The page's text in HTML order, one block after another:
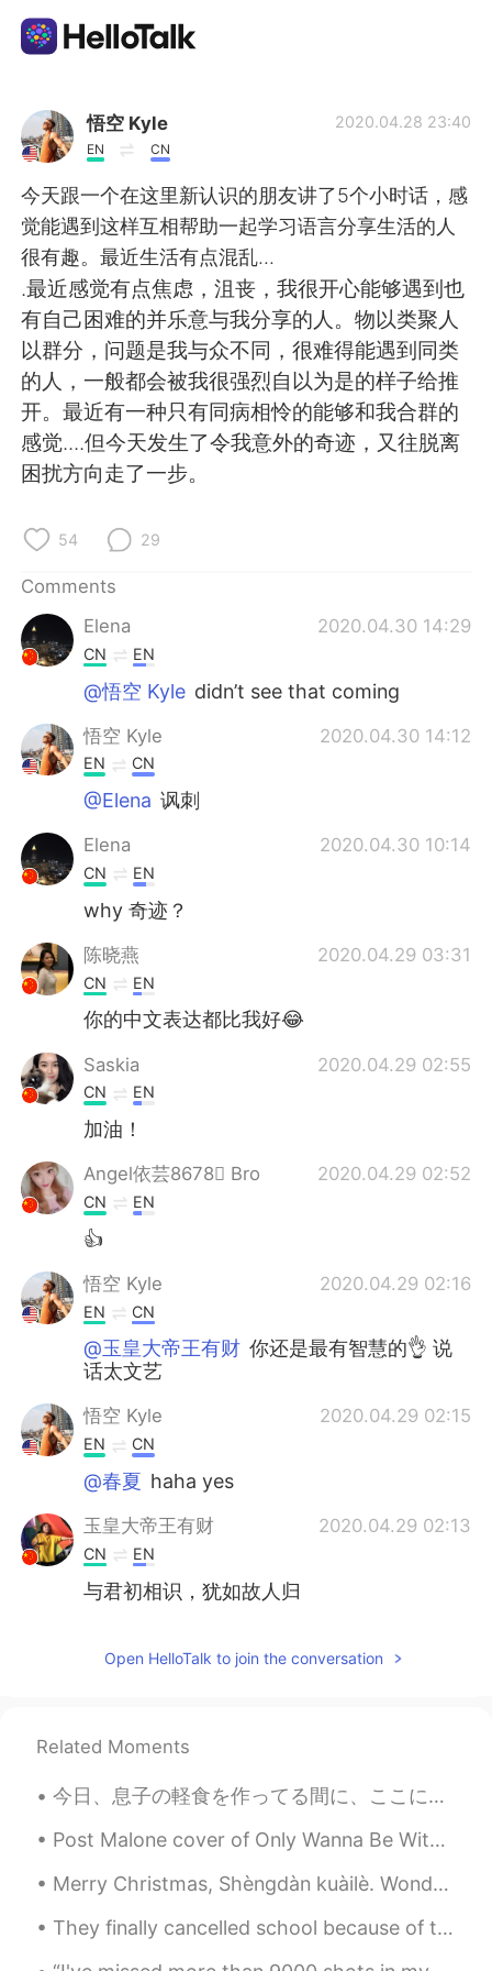
Language Exchange App
AI Grammar Checker
English
简体中文 繁體中文
Español العربية
Français Deutsch
Русский
Indonesia
Türkçe
Português
悟空 Kyle
EN CN
2020.04.28 23:40
今天跟一个在这里新认识的朋友讲了5个小时话，感
觉能遇到这样互相帮助一起学习语言分享生活的人
很有趣。最近生活有点混乱...
.最近感觉有点焦虑，沮丧，我很开心能够遇到也
有自己困难的并乐意与我分享的人。物以类聚人
以群分，问题是我与众不同，很难得能遇到同类
的人，一般都会被我很强烈自以为是的样子给推
开。最近有一种只有同病相怜的能够和我合群的
感觉....但今天发生了令我意外的奇迹，又往脱离
困扰方向走了一步。
54 29
Comments
Elena
2020.04.30 14:29
CN EN
@悟空 Kyle didn’t see that coming
悟空 Kyle 2020.04.30 14:12
EN CN
@Elena 讽刺
Elena 2020.04.30 10:14
CN EN
why 奇迹？
陈晓燕 2020.04.29 03:31
CN EN
你的中文表达都比我好😂
Saskia 2020.04.29 02:55
CN EN
加油！
Angel依芸8678 Bro 2020.04.29 02:52
CN EN
👍
悟空 Kyle 2020.04.29 02:16
EN CN
@玉皇大帝王有财 你还是最有智慧的👌 说
话太文艺
悟空 Kyle 2020.04.29 02:15
EN CN
@春夏 haha yes
玉皇大帝王有财 2020.04.29 02:13
CN EN
与君初相识，犹如故人归
CN EN
EN CN
@张子玉哈哈 不不敢当 不敢当
悟空 Kyle 2020.04.29 01:26
@licythanks a lot
Open HelloTalk to join the conversation
Related Moments
今日、息子の軽食を作ってる間に、ここにも投稿で見せて楽しそうと思った Today, while making my son a snack I thought to it would be fu...
Post Malone cover of Only Wanna Be With You [Verse 1] You and me, we come from different worlds ...
Merry Christmas, Shèngdàn kuàilè. Wonderful to spend time with family and friends at Christmas in...
They finally cancelled school because of the virus and I’m kinda happy😳 I need to catch up on sle...